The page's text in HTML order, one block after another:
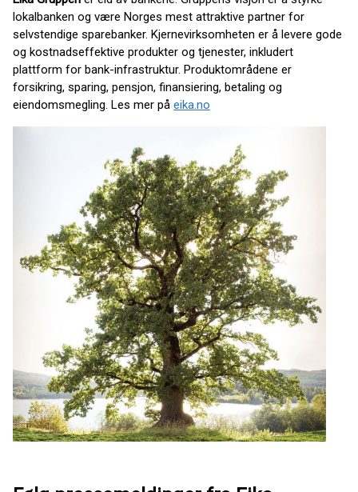
lokalbanken og være Norges mest attraktive partner for
selvstendige sparebanker. Kjernevirksomheten er å levere gode
og kostnadseffektive produkter og tjenester, inkludert
plattform for bank-infrastruktur. Produktområdene er
forsikring, sparing, pensjon, finansiering, betaling og
eiendomsmegling. Les mer på eika.no